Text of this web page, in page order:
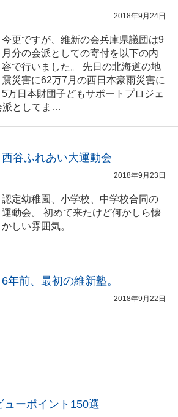
2018年9月24日
今更ですが、維新の会兵庫県議団は9
月分の会派としての寄付を以下の内
容で行いました。 先日の北海道の地
震災害に62万7月の西日本豪雨災害に
5万日本財団子どもサポートプロジェ
派としてま…
西谷ふれあい大運動会
2018年9月23日
認定幼稚園、小学校、中学校合同の
運動会。 初めて来たけど何かしら懐
かしい雰囲気。
6年前、最初の維新塾。
2018年9月22日
ーポイント150選